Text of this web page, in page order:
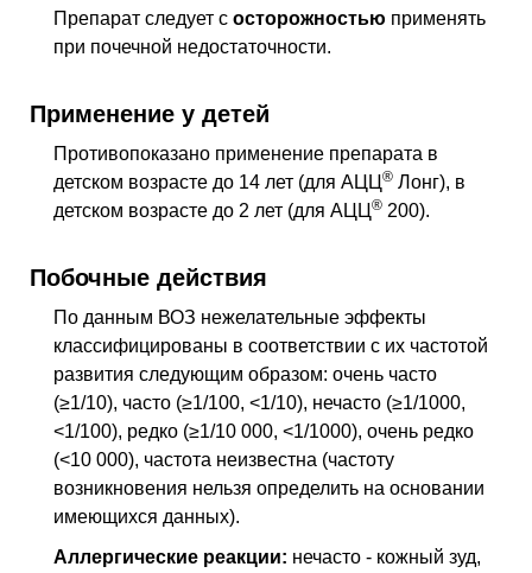
Препарат следует с осторожностью применять
при почечной недостаточности.
Применение у детей
Противопоказано применение препарата в
детском возрасте до 14 лет (для АЦЦ ® Лонг), в
детском возрасте до 2 лет (для АЦЦ ® 200).
Побочные действия
По данным ВОЗ нежелательные эффекты
классифицированы в соответствии с их частотой
развития следующим образом: очень часто
(≥1/10), часто (≥1/100, <1/10), нечасто (≥1/1000,
<1/100), редко (≥1/10 000, <1/1000), очень редко
(<10 000), частота неизвестна (частоту
возникновения нельзя определить на основании
имеющихся данных).
Аллергические реакции: нечасто - кожный зуд,